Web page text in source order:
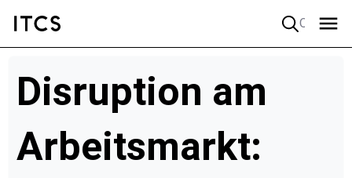
Disruption am
Arbeitsmarkt: